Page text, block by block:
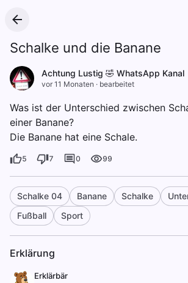
Schalke und die Banane
Achtung Lustig 🤣 WhatsApp Kanal
vor 11 Monaten · bearbeitet
Was ist der Unterschied zwischen
einer Banane?
Die Banane hat eine Schale.
5 7 0 99
Schalke 04 Banane Schalke
Fußball
Sport
Erklärung
Erklärbär